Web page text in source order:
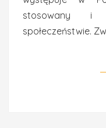
stosowany i
społeczeństwie.